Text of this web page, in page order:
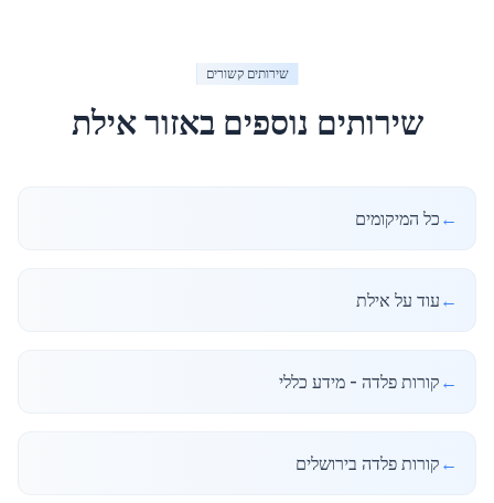
שירותים קשורים
שירותים נוספים באזוראילת
← כל המיקומים
← עוד על אילת
← קורות פלדה - מידע כללי
← קורות פלדה בירושלים